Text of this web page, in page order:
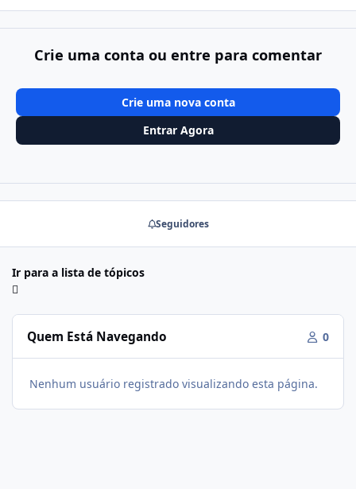
Crie uma conta ou entre para comentar
Crie uma nova conta
Entrar Agora
Seguidores
Ir para a lista de tópicos
Quem Está Navegando 0
Nenhum usuário registrado visualizando esta página.